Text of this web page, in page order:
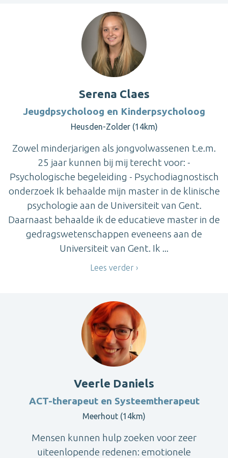
Serena Claes
Jeugdpsycholoog en Kinderpsycholoog
Heusden-Zolder (14km)
Zowel minderjarigen als jongvolwassenen t.e.m.
25 jaar kunnen bij mij terecht voor: -
Psychologische begeleiding - Psychodiagnostisch
onderzoek Ik behaalde mijn master in de klinische
psychologie aan de Universiteit van Gent.
Daarnaast behaalde ik de educatieve master in de
gedragswetenschappen eveneens aan de
Universiteit van Gent. Ik ...
Lees verder
Veerle Daniels
ACT-therapeut en Systeemtherapeut
Meerhout (14km)
Mensen kunnen hulp zoeken voor zeer
uiteenlopende redenen: emotionele